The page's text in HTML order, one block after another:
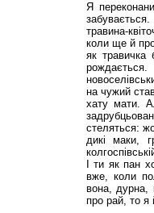
Я
травина-
коли ще й
як травичка
на чужий
хату мати.
стеляться:
дикі маки,
І ти як пан
вже, коли
вона, дурна,
про рай, то я